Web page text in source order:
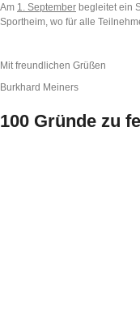
Am 1. September begleitet ein
Sportheim, wo für alle
Mit freundlichen Grüßen
Burkhard Meiners
100 Gründe zu